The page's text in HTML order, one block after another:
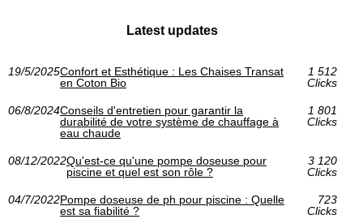
Latest updates
19/5/2025Confort et Esthétique : Les Chaises Transat
en Coton Bio
1 512
Clicks
06/8/2024Conseils d'entretien pour garantir la
durabilité de votre système de chauffage à
eau chaude
1 801
Clicks
08/12/2022Qu'est-ce qu'une pompe doseuse pour
piscine et quel est son rôle ?
3 120
Clicks
04/7/2022Pompe doseuse de ph pour piscine : Quelle
est sa fiabilité ?
723
Clicks